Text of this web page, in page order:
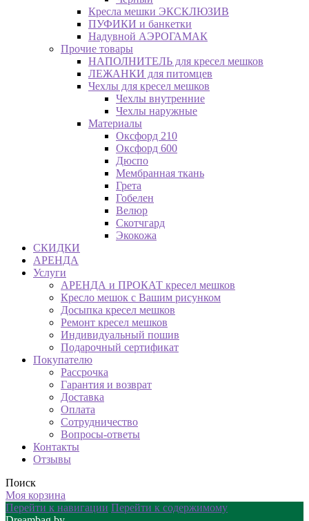
Кресла мешки ЭКСКЛЮЗИВ
ПУФИКИ и банкетки
Надувной АЭРОГАМАК
Прочие товары
НАПОЛНИТЕЛЬ для кресел мешков
ЛЕЖАНКИ для питомцев
Чехлы для кресел мешков
Чехлы внутренние
Чехлы наружные
Материалы
Оксфорд 210
Оксфорд 600
Дюспо
Мембранная ткань
Грета
Гобелен
Велюр
Скотчгард
Экокожа
СКИДКИ
АРЕНДА
Услуги
АРЕНДА и ПРОКАТ кресел мешков
Кресло мешок с Вашим рисунком
Досыпка кресел мешков
Ремонт кресел мешков
Индивидуальный пошив
Подарочный сертификат
Покупателю
Рассрочка
Гарантия и возврат
Доставка
Оплата
Сотрудничество
Вопросы-ответы
Контакты
Отзывы
Поиск
Моя корзина
Перейти к навигации Перейти к содержимому